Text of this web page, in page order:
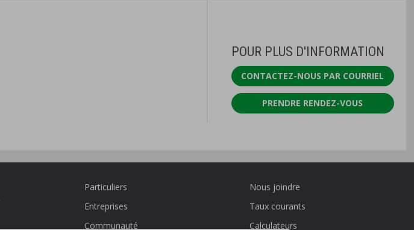
POUR PLUS D'INFORMATION
CONTACTEZ-NOUS PAR COURRIEL
PRENDRE RENDEZ-VOUS
Particuliers
Entreprises
Communauté
Nous joindre
Taux courants
Calculateurs